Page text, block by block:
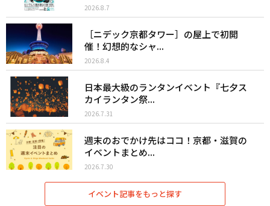
2026.8.7
［ニデック京都タワー］の屋上で初開
催！幻想的なシャ...
2026.8.4
日本最大級のランタンイベント『七夕ス
カイランタン祭...
2026.7.31
週末のおでかけ先はココ！京都・滋賀の
イベントまとめ...
2026.7.30
イベント記事をもっと探す